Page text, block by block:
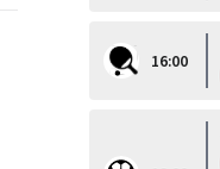
16:00